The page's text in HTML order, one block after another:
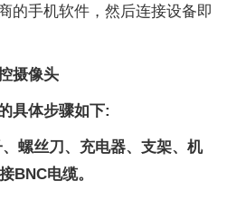
的手机软件，然后连接设备即
摄像头
具体步骤如下:
螺丝刀、充电器、支架、机
BNC电缆。